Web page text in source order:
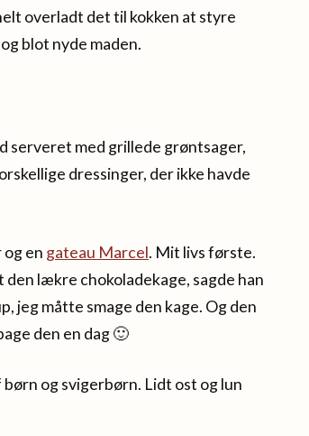
overladt det til kokken at styre
blot nyde maden.
serveret med grillede grøntsager,
dressinger, der ikke havde
en gateau Marcel. Mit livs første.
den lækre chokoladekage, sagde han
jeg måtte smage den kage. Og den
den en dag 🙂
og svigerbørn. Lidt ost og lun